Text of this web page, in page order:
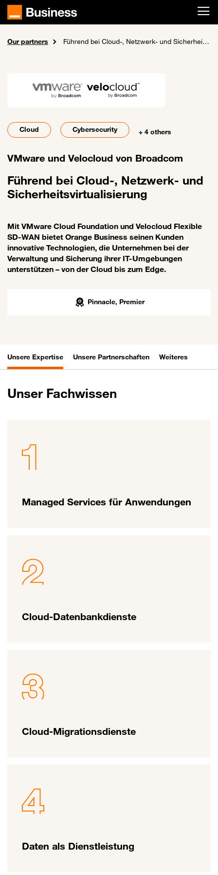
Skip to main content
Home
About us
Our partners Führend bei Cloud-, Netzwerk- und Sicherheitsvirtualisierung
Cloud Cybersecurity + 4 others
VMware und Velocloud von Broadcom
Führend bei Cloud-, Netzwerk- und
Sicherheitsvirtualisierung
Mit VMware Cloud Foundation und Velocloud Flexible
SD-WAN bietet Orange Business seinen Kunden
innovative Technologien, die Unternehmen bei der
Verwaltung und Sicherung ihrer IT-Umgebungen
unterstützen – von der Cloud bis zum Edge.
Pinnacle, Premier
Unsere Expertise Unsere Partnerschaften Weiteres
Unser Fachwissen
Managed Services für Anwendungen
Cloud-Datenbankdienste
Cloud-Migrationsdienste
Daten als Dienstleistung